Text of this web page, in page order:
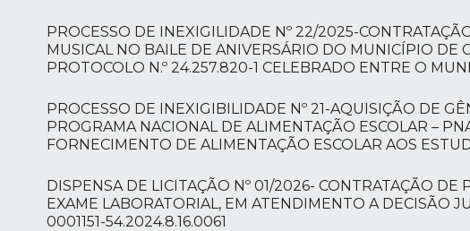
PROCESSO DE INEXIGILIDADE Nº 22/2025-
MUSICAL NO BAILE DE ANIVERSÁRIO DO MUNICÍPIO DE
PROTOCOLO N.º 24.257.820-1 CELEBRADO ENTRE O MUNI
PROCESSO DE INEXIGIBILIDADE Nº 21-AQUISIÇÃO DE
PROGRAMA NACIONAL DE ALIMENTAÇÃO ESCOLAR –
FORNECIMENTO DE ALIMENTAÇÃO ESCOLAR AOS
DISPENSA DE LICITAÇÃO Nº 01/2026- CONTRATAÇÃO
EXAME LABORATORIAL, EM ATENDIMENTO A DECISÃO
0001151-54.2024.8.16.0061